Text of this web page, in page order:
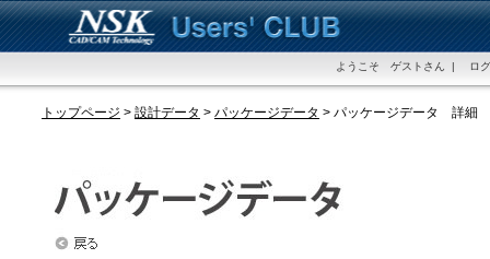
ようこそ ゲストさん | ロ
トップページ > 設計データ > パッケージデータ > パッケージデータ 詳細